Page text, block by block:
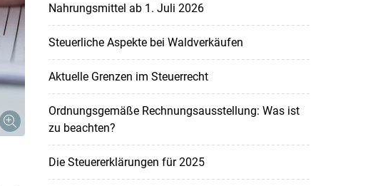
Nahrungsmittel ab 1. Juli 2026
Steuerliche Aspekte bei Waldverkäufen
Aktuelle Grenzen im Steuerrecht
Ordnungsgemäße Rechnungsausstellung: Was ist
zu beachten?
Die Steuererklärungen für 2025